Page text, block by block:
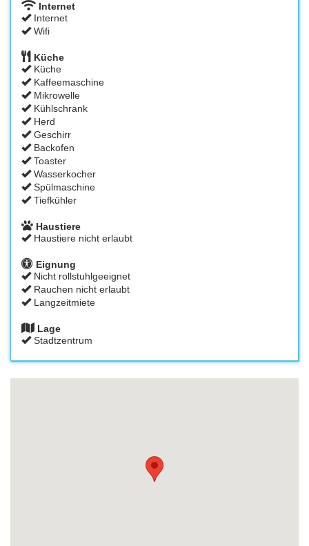
Internet
Internet
Wifi
Küche
Küche
Kaffeemaschine
Mikrowelle
Kühlschrank
Herd
Geschirr
Backofen
Toaster
Wasserkocher
Spülmaschine
Tiefkühler
Haustiere
Haustiere nicht erlaubt
Eignung
Nicht rollstuhlgeeignet
Rauchen nicht erlaubt
Langzeitmiete
Lage
Stadtzentrum